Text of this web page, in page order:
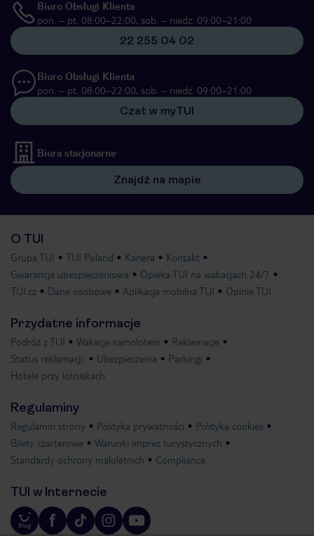
Biuro Obsługi Klienta
pon. – pt. 08:00–22:00, sob. – niedz. 09:00–21:00
22 255 04 02
Biuro Obsługi Klienta
pon. – pt. 08:00–22:00, sob. – niedz. 09:00–21:00
Czat w myTUI
Biura stacjonarne
Znajdź na mapie
O TUI
Grupa TUI TUI Poland Kariera
Kontakt
Gwarancja ubezpieczeniowa
Opieka TUI na wakacjach 24/7
TUI.cz
Dane osobowe Aplikacja mobilna TUI Opinie TUI
Przydatne informacje
Podróż z TUI Wakacje samolotem
Reklamacje
Status reklamacji
Ubezpieczenia
Parkingi
Hotele przy lotniskach
Regulaminy
Regulamin strony Polityka prywatności
Polityka cookies
Bilety czarterowe
Warunki imprez turystycznych
Standardy ochrony małoletnich
Compliance
TUI w Internecie